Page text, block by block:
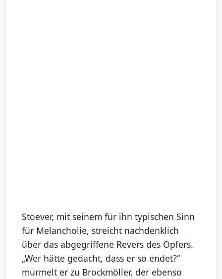
Stoever, mit seinem für ihn typischen Sinn
für Melancholie, streicht nachdenklich
über das abgegriffene Revers des Opfers.
„Wer hätte gedacht, dass er so endet?“
murmelt er zu Brockmöller, der ebenso